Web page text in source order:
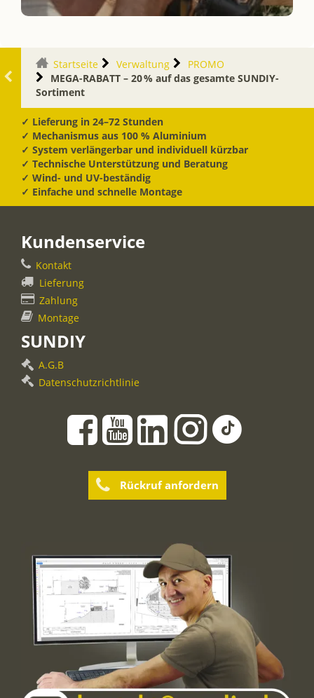
Startseite Verwaltung
PROMO
MEGA-RABATT – 20 % auf das gesamte SUNDIY-
Sortiment
✓ Lieferung in 24–72 Stunden
✓ Mechanismus aus 100 % Aluminium
✓ System verlängerbar und individuell kürzbar
✓ Technische Unterstützung und Beratung
✓ Wind- und UV-beständig
✓ Einfache und schnelle Montage
Kundenservice
Kontakt
Lieferung
Zahlung
Montage
SUNDIY
A.G.B
Datenschutzrichtlinie
Rückruf anfordern